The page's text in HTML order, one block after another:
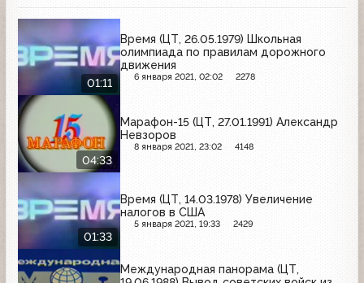
01:11
Время (ЦТ, 26.05.1979) Школьная
олимпиада по правилам дорожного
движения
6 января 2021, 02:02 2278
04:33
Марафон-15 (ЦТ, 27.01.1991) Александр
Невзоров
8 января 2021, 23:02 4148
01:33
Время (ЦТ, 14.03.1978) Увеличение
налогов в США
5 января 2021, 19:33 2429
Международная панорама (ЦТ,